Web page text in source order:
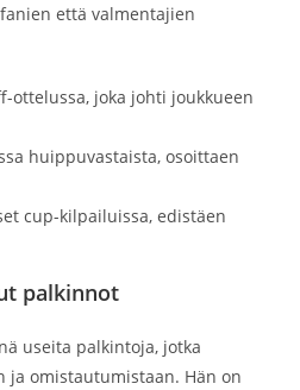
että valmentajien
ottelussa, joka johti joukkueen
huippuvastaista, osoittaen
cup-kilpailuissa, edistäen
palkinnot
useita palkintoja, jotka
ja omistautumistaan. Hän on